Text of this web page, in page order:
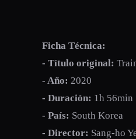
Ficha Técnica:
- Título original:
- Año: 2020
- Duración: 1h 56min
- País: South Korea
- Director: Sang-ho